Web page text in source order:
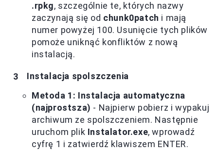
.rpkg, szczególnie te, których nazwy
zaczynają się od chunk0patch i mają
numer powyżej 100. Usunięcie tych plików
pomoże uniknąć konfliktów z nową
instalacją.
Instalacja spolszczenia
Metoda 1: Instalacja automatyczna
(najprostsza) - Najpierw pobierz i wypakuj
archiwum ze spolszczeniem. Następnie
uruchom plik Instalator.exe, wprowadź
cyfrę 1 i zatwierdź klawiszem ENTER.